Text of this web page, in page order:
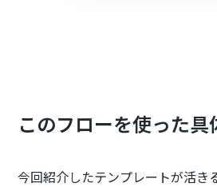
このフローを使った
今回紹介したテンプレートが活き